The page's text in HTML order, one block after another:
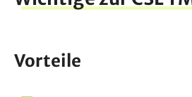
Vorteile